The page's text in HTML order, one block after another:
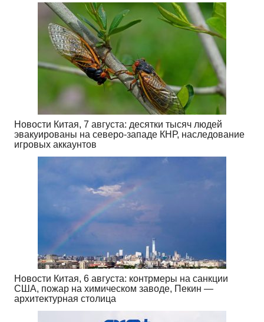
Новости Китая, 7 августа: десятки тысяч людей
эвакуированы на северо-западе КНР, наследование
игровых аккаунтов
Новости Китая, 6 августа: контрмеры на санкции
США, пожар на химическом заводе, Пекин —
архитектурная столица